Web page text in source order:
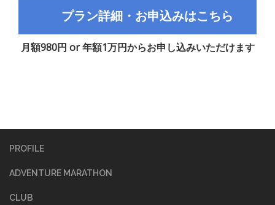
プラン詳細・お申込みはこちら
月額980円 or 年額1万円からお申し込みいただけます
PROFILE
ADVENTURE MARATHON
CLUB